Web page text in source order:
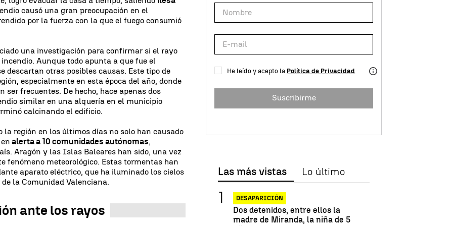
causó una gran preocupación en el
por la fuerza con la que el fuego consumió
una investigación para confirmar si el rayo
Aunque todo apunta a que fue el
descartan otras posibles causas. Este tipo de
especialmente en esta época del año, donde
ser frecuentes. De hecho, hace apenas dos
similar en una alquería en el municipio
calcinando el edificio.
la región en los últimos días no solo han causado
alerta a 10 comunidades autónomas,
Aragón y las Islas Baleares han sido, una vez
fenómeno meteorológico. Estas tormentas han
aparato eléctrico, que ha iluminado los cielos
la Comunidad Valenciana.
ante los rayos
He leído y acepto la Política de Privacidad
Suscribirme
Las más vistas Lo último
DESAPARICIÓN
Dos detenidos, entre ellos la
madre de Miranda, la niña de 5